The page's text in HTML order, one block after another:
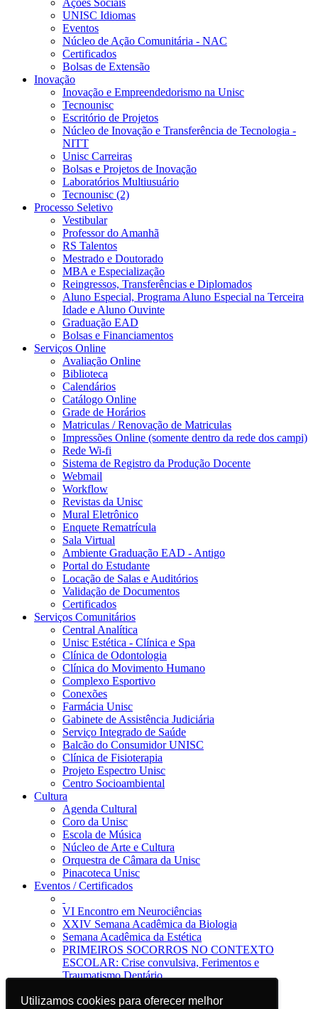
Utilizamos cookies para oferecer melhor
Utilizamos cookies para oferecer melhor
Ações Sociais
UNISC Idiomas
Eventos
Núcleo de Ação Comunitária - NAC
Certificados
Bolsas de Extensão
Inovação
Inovação e Empreendedorismo na Unisc
Tecnounisc
Escritório de Projetos
Núcleo de Inovação e Transferência de Tecnologia -
NITT
Unisc Carreiras
Bolsas e Projetos de Inovação
Laboratórios Multiusuário
Tecnounisc (2)
Processo Seletivo
Vestibular
Professor do Amanhã
RS Talentos
Mestrado e Doutorado
MBA e Especialização
Reingressos, Transferências e Diplomados
Aluno Especial, Programa Aluno Especial na Terceira
Idade e Aluno Ouvinte
Graduação EAD
Bolsas e Financiamentos
Serviços Online
Avaliação Online
Biblioteca
Calendários
Catálogo Online
Grade de Horários
Matriculas / Renovação de Matriculas
Impressões Online (somente dentro da rede dos campi)
Rede Wi-fi
Sistema de Registro da Produção Docente
Webmail
Workflow
Revistas da Unisc
Mural Eletrônico
Enquete Rematrícula
Sala Virtual
Ambiente Graduação EAD - Antigo
Portal do Estudante
Locação de Salas e Auditórios
Validação de Documentos
Certificados
Serviços Comunitários
Central Analítica
Unisc Estética - Clínica e Spa
Clínica de Odontologia
Clínica do Movimento Humano
Complexo Esportivo
Conexões
Farmácia Unisc
Gabinete de Assistência Judiciária
Serviço Integrado de Saúde
Balcão do Consumidor UNISC
Clínica de Fisioterapia
Projeto Espectro Unisc
Centro Socioambiental
Cultura
Agenda Cultural
Coro da Unisc
Escola de Música
Núcleo de Arte e Cultura
Orquestra de Câmara da Unisc
Pinacoteca Unisc
Eventos / Certificados
VI Encontro em Neurociências
XXIV Semana Acadêmica da Biologia
Semana Acadêmica da Estética
PRIMEIROS SOCORROS NO CONTEXTO
ESCOLAR: Crise convulsiva, Ferimentos e
Traumatismo Dentário
Jornal da Unisc